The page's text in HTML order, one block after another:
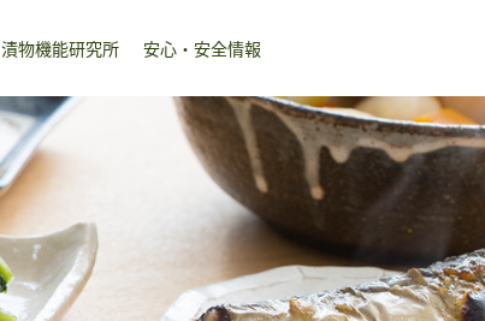
漬物機能研究所 安心・安全情報